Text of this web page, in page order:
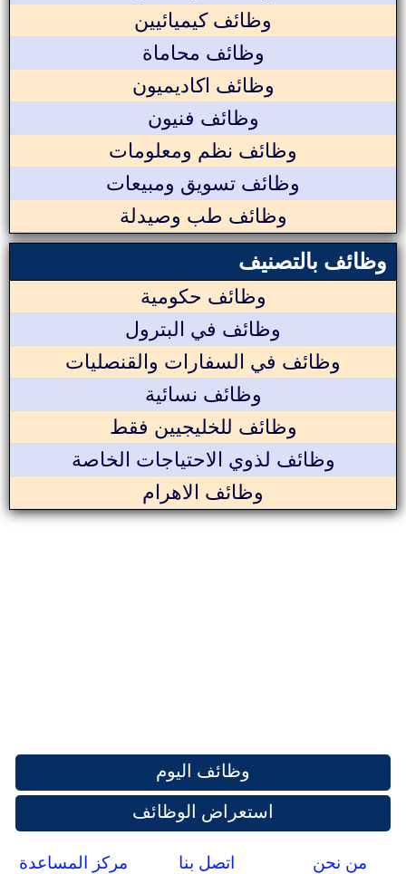
وظائف كيميائيين
وظائف محاماة
وظائف اكاديميون
وظائف فنيون
وظائف نظم ومعلومات
وظائف تسويق ومبيعات
وظائف طب وصيدلة
وظائف بالتصنيف
وظائف حكومية
وظائف في البترول
وظائف في السفارات والقنصليات
وظائف نسائية
وظائف للخليجيين فقط
وظائف لذوي الاحتياجات الخاصة
وظائف الاهرام
وظائف اليوم
استعراض الوظائف
من نحن اتصل بنا مركز المساعدة